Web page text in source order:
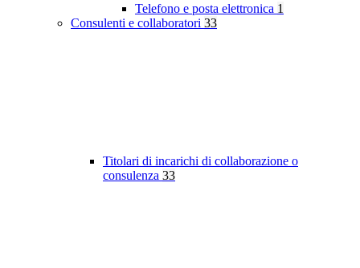
Telefono e posta elettronica 1
Consulenti e collaboratori 33
Titolari di incarichi di collaborazione o
consulenza 33